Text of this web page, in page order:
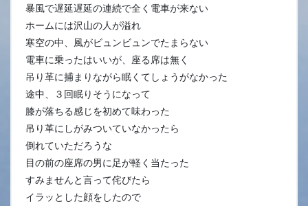
暴風で遅延遅延の連続で全く電車が来ない
ホームには沢山の人が溢れ
寒空の中、風がビュンビュンでたまらない
電車に乗ったはいいが、座る席は無く
吊り革に捕まりながら眠くてしょうがなかった
途中、３回眠りそうになって
膝が落ちる感じを初めて味わった
吊り革にしがみついていなかったら
倒れていただろうな
目の前の座席の男に足が軽く当たった
すみませんと言って侘びたら
イラッとした顔をしたので